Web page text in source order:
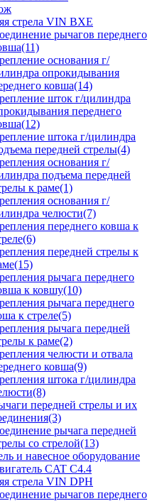
стрела VIN BXE
рычагов переднего
основания г/
опрокидывания
ковша(14)
шток г/цилиндра
переднего
штока г/цилиндра
передней стрелы(4)
основания г/
подъема передней
к раме(1)
основания г/
челюсти(7)
переднего ковша к
передней стрелы к
рычага переднего
к ковшу(10)
рычага переднего
к стреле(5)
рычага передней
к раме(2)
челюсти и отвала
ковша(9)
штока г/цилиндра
передней стрелы и их
рычага передней
со стрелой(13)
и навесное оборудование
CAT C4.4
стрела VIN DPH
рычагов переднего